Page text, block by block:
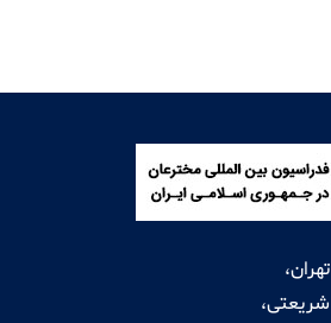
تهران،
شریعتی،